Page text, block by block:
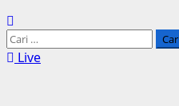
Cari
untuk:
Live